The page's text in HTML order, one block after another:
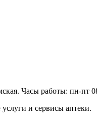
Часы работы: пн-пт
и сервисы аптеки.